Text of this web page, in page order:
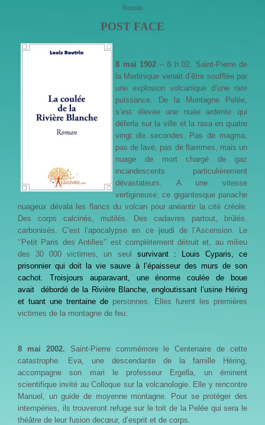
Roman
POST FACE
8 mai 1902 – 8 h 02. Saint-Pierre de
la Martinique venait d’être soufflée par
une explosion volcanique d’une rare
puissance. De la Montagne Pelée,
s’est élevée une nuée ardente qui
déferla sur la ville et la rasa en quatre
vingt dix secondes. Pas de magma,
pas de lave, pas de flammes, mais un
nuage de mort chargé de gaz
incandescents particulièrement
dévastateurs. A une vitesse
vertigineuse, ce gigantesque panache
nuageux dévala les flancs du volcan pour anéantir la cité créole.
Des corps calcinés, mutilés. Des cadavres partout, brûlés,
carbonisés. C’est l’apocalypse en ce jeudi de l’Ascension. Le
‘‘Petit Paris des Antilles’’ est complètement détruit et, au milieu
des 30 000 victimes, un seul survivant : Louis Cyparis, ce
prisonnier qui doit la vie sauve à l’épaisseur des murs de son
cachot. Troisjours auparavant, une énorme coulée de boue
avait
débordé de la Rivière Blanche, engloutissant l’usine Héring
et tuant une trentaine de personnes. Elles furent les premières
victimes de la montagne de feu.
8 mai 2002. Saint-Pierre commémore le Centenaire de cette
catastrophe. Eva, une descendante de la famille Héring,
accompagne son mari le professeur Ergella, un éminent
scientifique invité au Colloque sur la volcanologie. Elle y rencontre
Manuel, un guide de moyenne montagne. Pour se protéger des
intempéries, ils trouveront refuge sur le toit de la Pelée qui sera le
théâtre de leur fusion decœur, d’esprit et de corps.